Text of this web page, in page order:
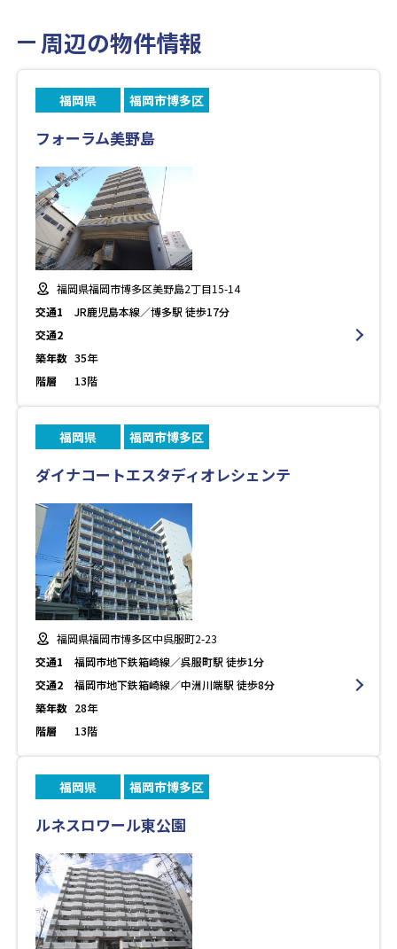
周辺の物件情報
福岡県 福岡市博多区
フォーラム美野島
福岡県福岡市博多区美野島2丁目15-14
交通1
JR鹿児島本線／博多駅 徒歩17分
交通2
築年数 35年
階層
13階
福岡県 福岡市博多区
ダイナコートエスタディオレシェンテ
福岡県福岡市博多区中呉服町2-23
交通1
福岡市地下鉄箱崎線／呉服町駅 徒歩1分
交通2
福岡市地下鉄箱崎線／中洲川端駅 徒歩8分
築年数 28年
階層
13階
福岡県 福岡市博多区
ルネスロワール東公園